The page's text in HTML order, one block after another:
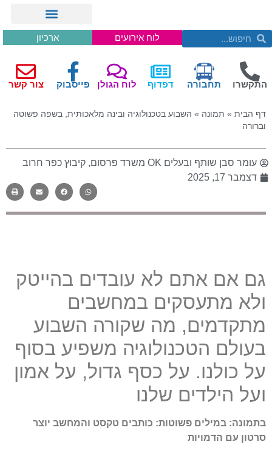
לוח אירועים ארכיון
התקשרו תחבורה דפדוף לוח הגולן פייסבוק צור קשר
דף הבית » תמונה » השבוע בטכנולוגיה ובינה מלאכותית, בשפה פשוטה
וברורה
עומר סבן שותף ובעלים OK משרד פרסום, קיבוץ כפר חרוב
דצמבר 17, 2025
גם אם אתם לא עובדים בהייטק
ולא מתעסקים במחשבים
מתקדמים, מה שקורה השבוע
בעולם הטכנולוגיה משפיע בסוף
על כולנו. על כסף גדול, על אמון
ועל הילדים שלנו
בתמונה: במילים פשוטות: כותבים טקסט והמחשב יוצר
סרטון עם הדמויות